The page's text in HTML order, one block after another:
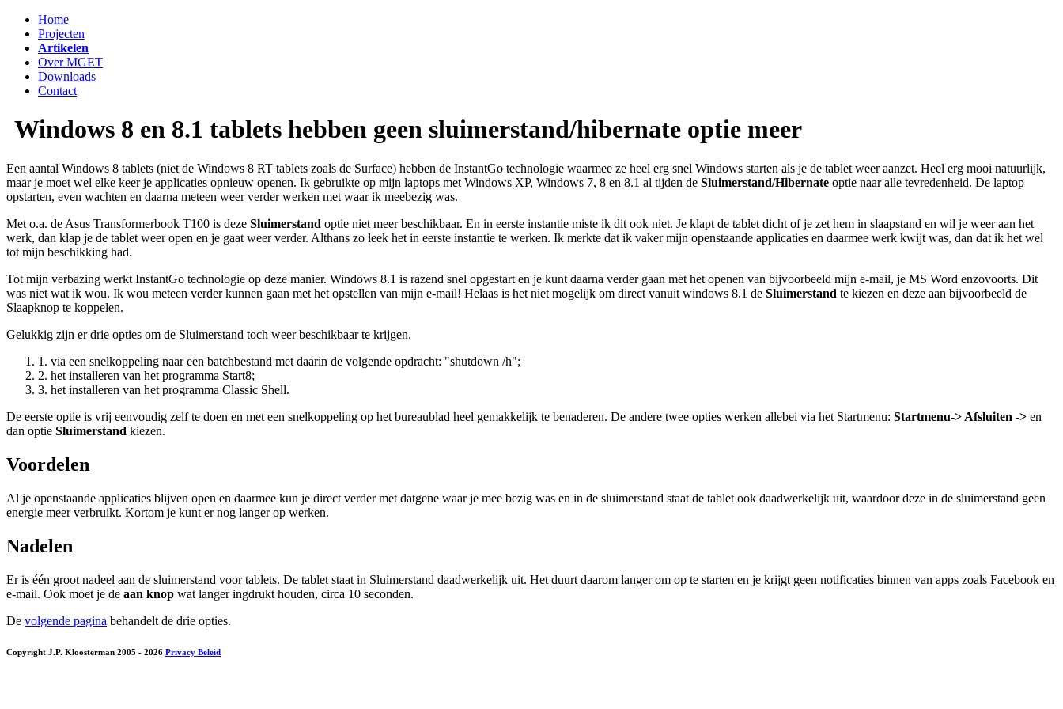
Home
Projecten
Artikelen
Over MGET
Downloads
Contact
Windows 8 en 8.1 tablets hebben geen sluimerstand/hibernate optie meer
Een aantal Windows 8 tablets (niet de Windows 8 RT tablets zoals de Surface) hebben de InstantGo technologie waarmee ze heel erg snel Windows starten als je de tablet weer aanzet. Heel erg mooi natuurlijk,
maar je moet wel elke keer je applicaties opnieuw openen. Ik gebruikte op mijn laptops met Windows XP, Windows 7, 8 en 8.1 al tijden de Sluimerstand/Hibernate optie naar alle tevredenheid. De laptop
opstarten, even wachten en daarna meteen weer verder werken met waar ik meebezig was.
Met o.a. de Asus Transformerbook T100 is deze Sluimerstand optie niet meer beschikbaar. En in eerste instantie miste ik dit ook niet. Je klapt de tablet dicht of je zet hem in slaapstand en wil je weer aan het
werk, dan klap je de tablet weer open en je gaat weer verder. Althans zo leek het in eerste instantie te werken. Ik merkte dat ik vaker mijn openstaande applicaties en daarmee werk kwijt was, dan dat ik het wel
tot mijn beschikking had.
Tot mijn verbazing werkt InstantGo technologie op deze manier. Windows 8.1 is razend snel opgestart en je kunt daarna verder gaan met het openen van bijvoorbeeld mijn e-mail, je MS Word enzovoorts. Dit
was niet wat ik wou. Ik wou meteen verder kunnen gaan met het opstellen van mijn e-mail! Helaas is het niet mogelijk om direct vanuit windows 8.1 de Sluimerstand te kiezen en deze aan bijvoorbeeld de
Slaapknop te koppelen.
Gelukkig zijn er drie opties om de Sluimerstand toch weer beschikbaar te krijgen.
1. via een snelkoppeling naar een batchbestand met daarin de volgende opdracht: "shutdown /h";
2. het installeren van het programma Start8;
3. het installeren van het programma Classic Shell.
De eerste optie is vrij eenvoudig zelf te doen en met een snelkoppeling op het bureaublad heel gemakkelijk te benaderen. De andere twee opties werken allebei via het Startmenu: Startmenu-> Afsluiten -> en
dan optie Sluimerstand kiezen.
Voordelen
Al je openstaande applicaties blijven open en daarmee kun je direct verder met datgene waar je mee bezig was en in de sluimerstand staat de tablet ook daadwerkelijk uit, waardoor deze in de sluimerstand geen
energie meer verbruikt. Kortom je kunt er nog langer op werken.
Nadelen
Er is één groot nadeel aan de sluimerstand voor tablets. De tablet staat in Sluimerstand daadwerkelijk uit. Het duurt daarom langer om op te starten en je krijgt geen notificaties binnen van apps zoals Facebook en
e-mail. Ook moet je de aan knop wat langer ingdrukt houden, circa 10 seconden.
De volgende pagina behandelt de drie opties.
Copyright J.P. Kloosterman 2005 - 2026 Privacy Beleid